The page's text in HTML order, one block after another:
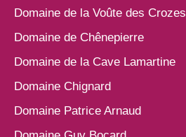
Domaine de la Voûte des Crozes
Domaine de Chênepierre
Domaine de la Cave Lamartine
Domaine Chignard
Domaine Patrice Arnaud